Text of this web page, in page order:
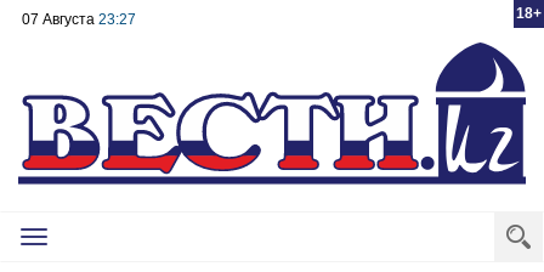
18+
07 Августа 23:27
Toggle